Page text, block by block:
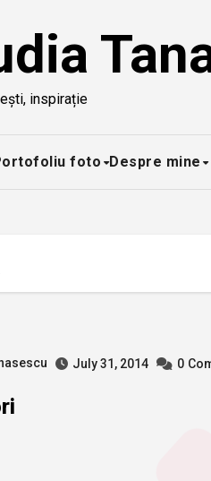
inspirație
foto Despre mine
July 31, 2014 0